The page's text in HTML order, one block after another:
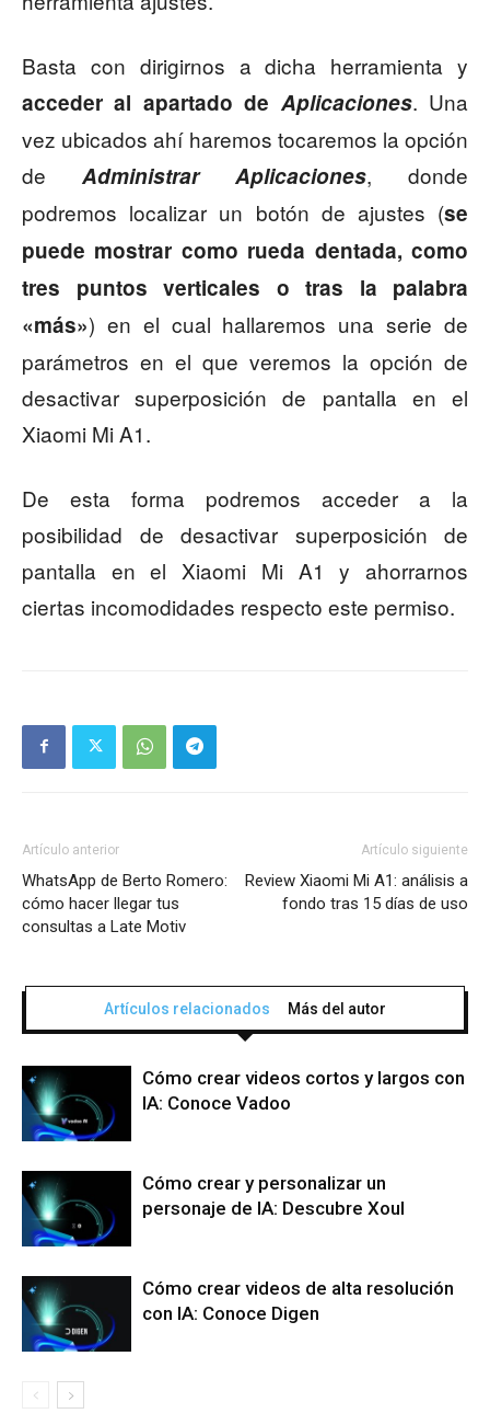
Basta con dirigirnos a dicha herramienta y
acceder al apartado de Aplicaciones. Una
vez ubicados ahí haremos tocaremos la opción
de Administrar Aplicaciones, donde
podremos localizar un botón de ajustes (se
puede mostrar como rueda dentada, como
tres puntos verticales o tras la palabra
«más») en el cual hallaremos una serie de
parámetros en el que veremos la opción de
desactivar superposición de pantalla en el
Xiaomi Mi A1.
De esta forma podremos acceder a la
posibilidad de desactivar superposición de
pantalla en el Xiaomi Mi A1 y ahorrarnos
ciertas incomodidades respecto este permiso.
Artículo anterior
WhatsApp de Berto Romero:
cómo hacer llegar tus
consultas a Late Motiv
Artículo siguiente
Review Xiaomi Mi A1: análisis a
fondo tras 15 días de uso
Artículos relacionados Más del autor
Cómo crear videos cortos y largos con
IA: Conoce Vadoo
Cómo crear y personalizar un
personaje de IA: Descubre Xoul
Cómo crear videos de alta resolución
con IA: Conoce Digen